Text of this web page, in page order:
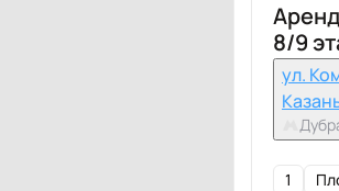
8/9
ул.
1